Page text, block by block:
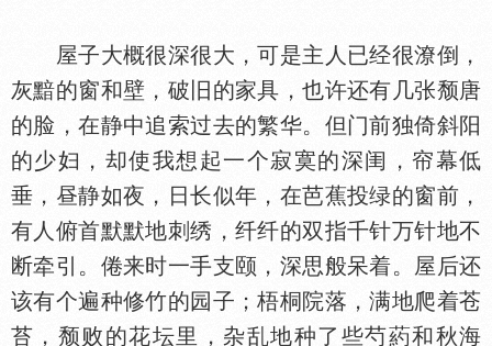
屋子大概很深很大，可是主人已经很潦倒，
灰黯的窗和壁，破旧的家具，也许还有几张颓唐
的脸，在静中追索过去的繁华。但门前独倚斜阳
的少妇，却使我想起一个寂寞的深闺，帘幕低
垂，昼静如夜，日长似年，在芭蕉投绿的窗前，
有人俯首默默地刺绣，纤纤的双指千针万针地不
断牵引。倦来时一手支颐，深思般呆着。屋后还
该有个遍种修竹的园子；梧桐院落，满地爬着苍
苔，颓败的花坛里，杂乱地种了些芍葯和秋海